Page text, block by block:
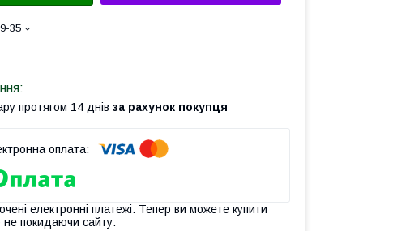
35
протягом 14 днів за рахунок покупця
електронні платежі. Тепер ви можете купити
не покидаючи сайту.